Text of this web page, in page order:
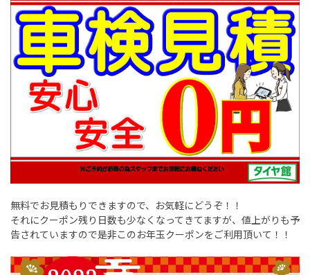
無料でお見積もりできますので、お気軽にどうぞ！！
それにクーポン残り日数も少なくなってきてますが、値上がりも予
告されていますので是非このお年玉クーポンをご利用頂いて！！